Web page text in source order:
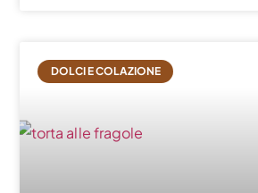
DOLCI E COLAZIONE